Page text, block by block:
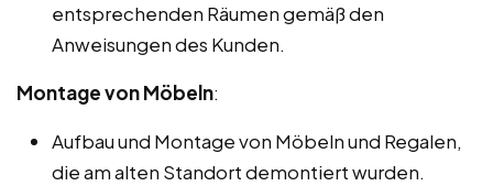
entsprechenden Räumen gemäß den
Anweisungen des Kunden.
Montage von Möbeln:
Aufbau und Montage von Möbeln und Regalen,
die am alten Standort demontiert wurden.